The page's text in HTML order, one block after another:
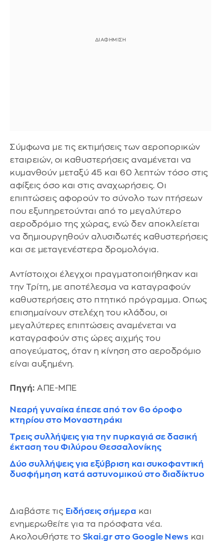
Σύμφωνα με τις εκτιμήσεις των αεροπορικών
εταιρειών, οι καθυστερήσεις αναμένεται να
κυμανθούν μεταξύ 45 και 60 λεπτών τόσο στις
αφίξεις όσο και στις αναχωρήσεις. Οι
επιπτώσεις αφορούν το σύνολο των πτήσεων
που εξυπηρετούνται από το μεγαλύτερο
αεροδρόμιο της χώρας, ενώ δεν αποκλείεται
να δημιουργηθούν αλυσιδωτές καθυστερήσεις
και σε μεταγενέστερα δρομολόγια.
Αντίστοιχοι έλεγχοι πραγματοποιήθηκαν και
την Τρίτη, με αποτέλεσμα να καταγραφούν
καθυστερήσεις στο πτητικό πρόγραμμα. Οπως
επισημαίνουν στελέχη του κλάδου, οι
μεγαλύτερες επιπτώσεις αναμένεται να
καταγραφούν στις ώρες αιχμής του
απογεύματος, όταν η κίνηση στο αεροδρόμιο
είναι αυξημένη.
Πηγή: ΑΠΕ-ΜΠΕ
Νεαρή γυναίκα έπεσε από τον 6ο όροφο
κτηρίου στο Μοναστηράκι
Τρεις συλλήψεις για την πυρκαγιά σε δασική
έκταση του Φιλύρου Θεσσαλονίκης
Δύο συλλήψεις για εξύβριση και συκοφαντική
δυσφήμηση κατά αστυνομικού στο διαδίκτυο
Διαβάστε τις Ειδήσεις σήμερα και
ενημερωθείτε για τα πρόσφατα νέα.
Ακολουθήστε το Skai.gr στο Google News και